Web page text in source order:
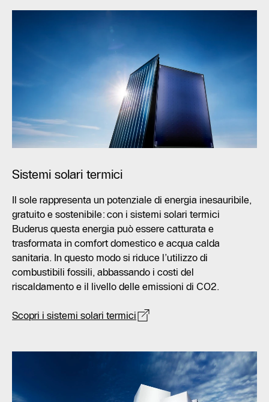
Sistemi solari termici
Il sole rappresenta un potenziale di energia inesauribile,
gratuito e sostenibile: con i sistemi solari termici
Buderus questa energia può essere catturata e
trasformata in comfort domestico e acqua calda
sanitaria. In questo modo si riduce l’utilizzo di
combustibili fossili, abbassando i costi del
riscaldamento e il livello delle emissioni di CO2.
Scopri i sistemi solari termici